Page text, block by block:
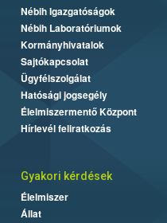
Nébih Igazgatóságok
Nébih Laboratóriumok
Kormányhivatalok
Sajtókapcsolat
Ügyfélszolgálat
Hatósági jogsegély
Élelmiszermentő Központ
Hírlevél feliratkozás
Gyakori kérdések
Élelmiszer
Állat